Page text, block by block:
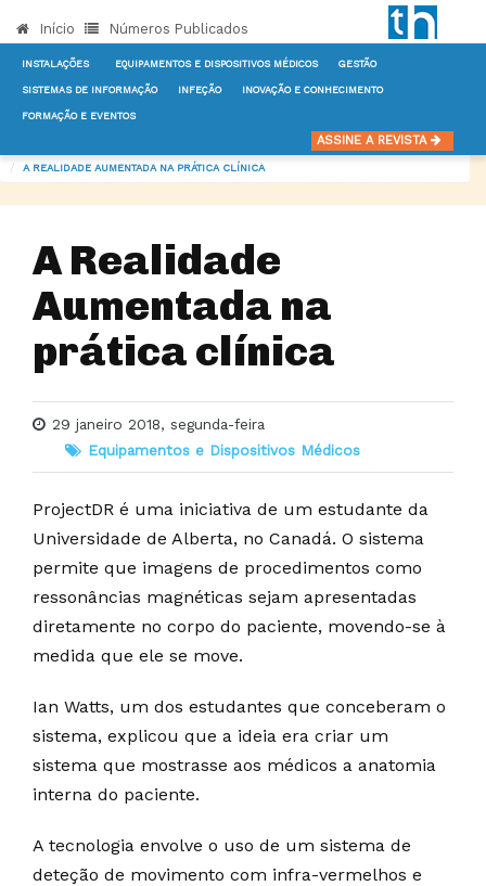
Início Números Publicados
INSTALAÇÕES EQUIPAMENTOS E DISPOSITIVOS MÉDICOS GESTÃO
SISTEMAS DE INFORMAÇÃO INFEÇÃO INOVAÇÃO E CONHECIMENTO
FORMAÇÃO E EVENTOS
ASSINE A REVISTA
EQUIPAMENTOS E DISPOSITIVOS MÉDICOS
A REALIDADE AUMENTADA NA PRÁTICA CLÍNICA
A Realidade
Aumentada na
prática clínica
29 janeiro 2018, segunda-feira
Equipamentos e Dispositivos Médicos
ProjectDR é uma iniciativa de um estudante da
Universidade de Alberta, no Canadá. O sistema
permite que imagens de procedimentos como
ressonâncias magnéticas sejam apresentadas
diretamente no corpo do paciente, movendo-se à
medida que ele se move.
Ian Watts, um dos estudantes que conceberam o
sistema, explicou que a ideia era criar um
sistema que mostrasse aos médicos a anatomia
interna do paciente.
A tecnologia envolve o uso de um sistema de
deteção de movimento com infra-vermelhos e